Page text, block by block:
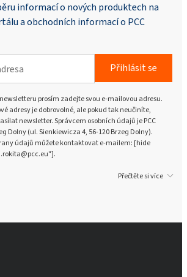
informací o nových produktech na
a obchodních informací o PCC
Přihlásit se
prosím zadejte svou e-mailovou adresu.
adresy je dobrovolné, ale pokud tak neučiníte,
newsletter. Správcem osobních údajů je PCC
Dolny (ul. Sienkiewicza 4, 56-120 Brzeg Dolny).
údajů můžete kontaktovat e-mailem: [hide
Přečtěte si více